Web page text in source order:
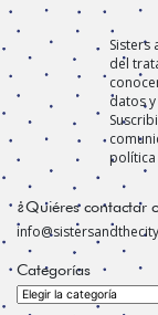
Sisters
del
datos
¿Quiéres contactar
Categorías
Categorías